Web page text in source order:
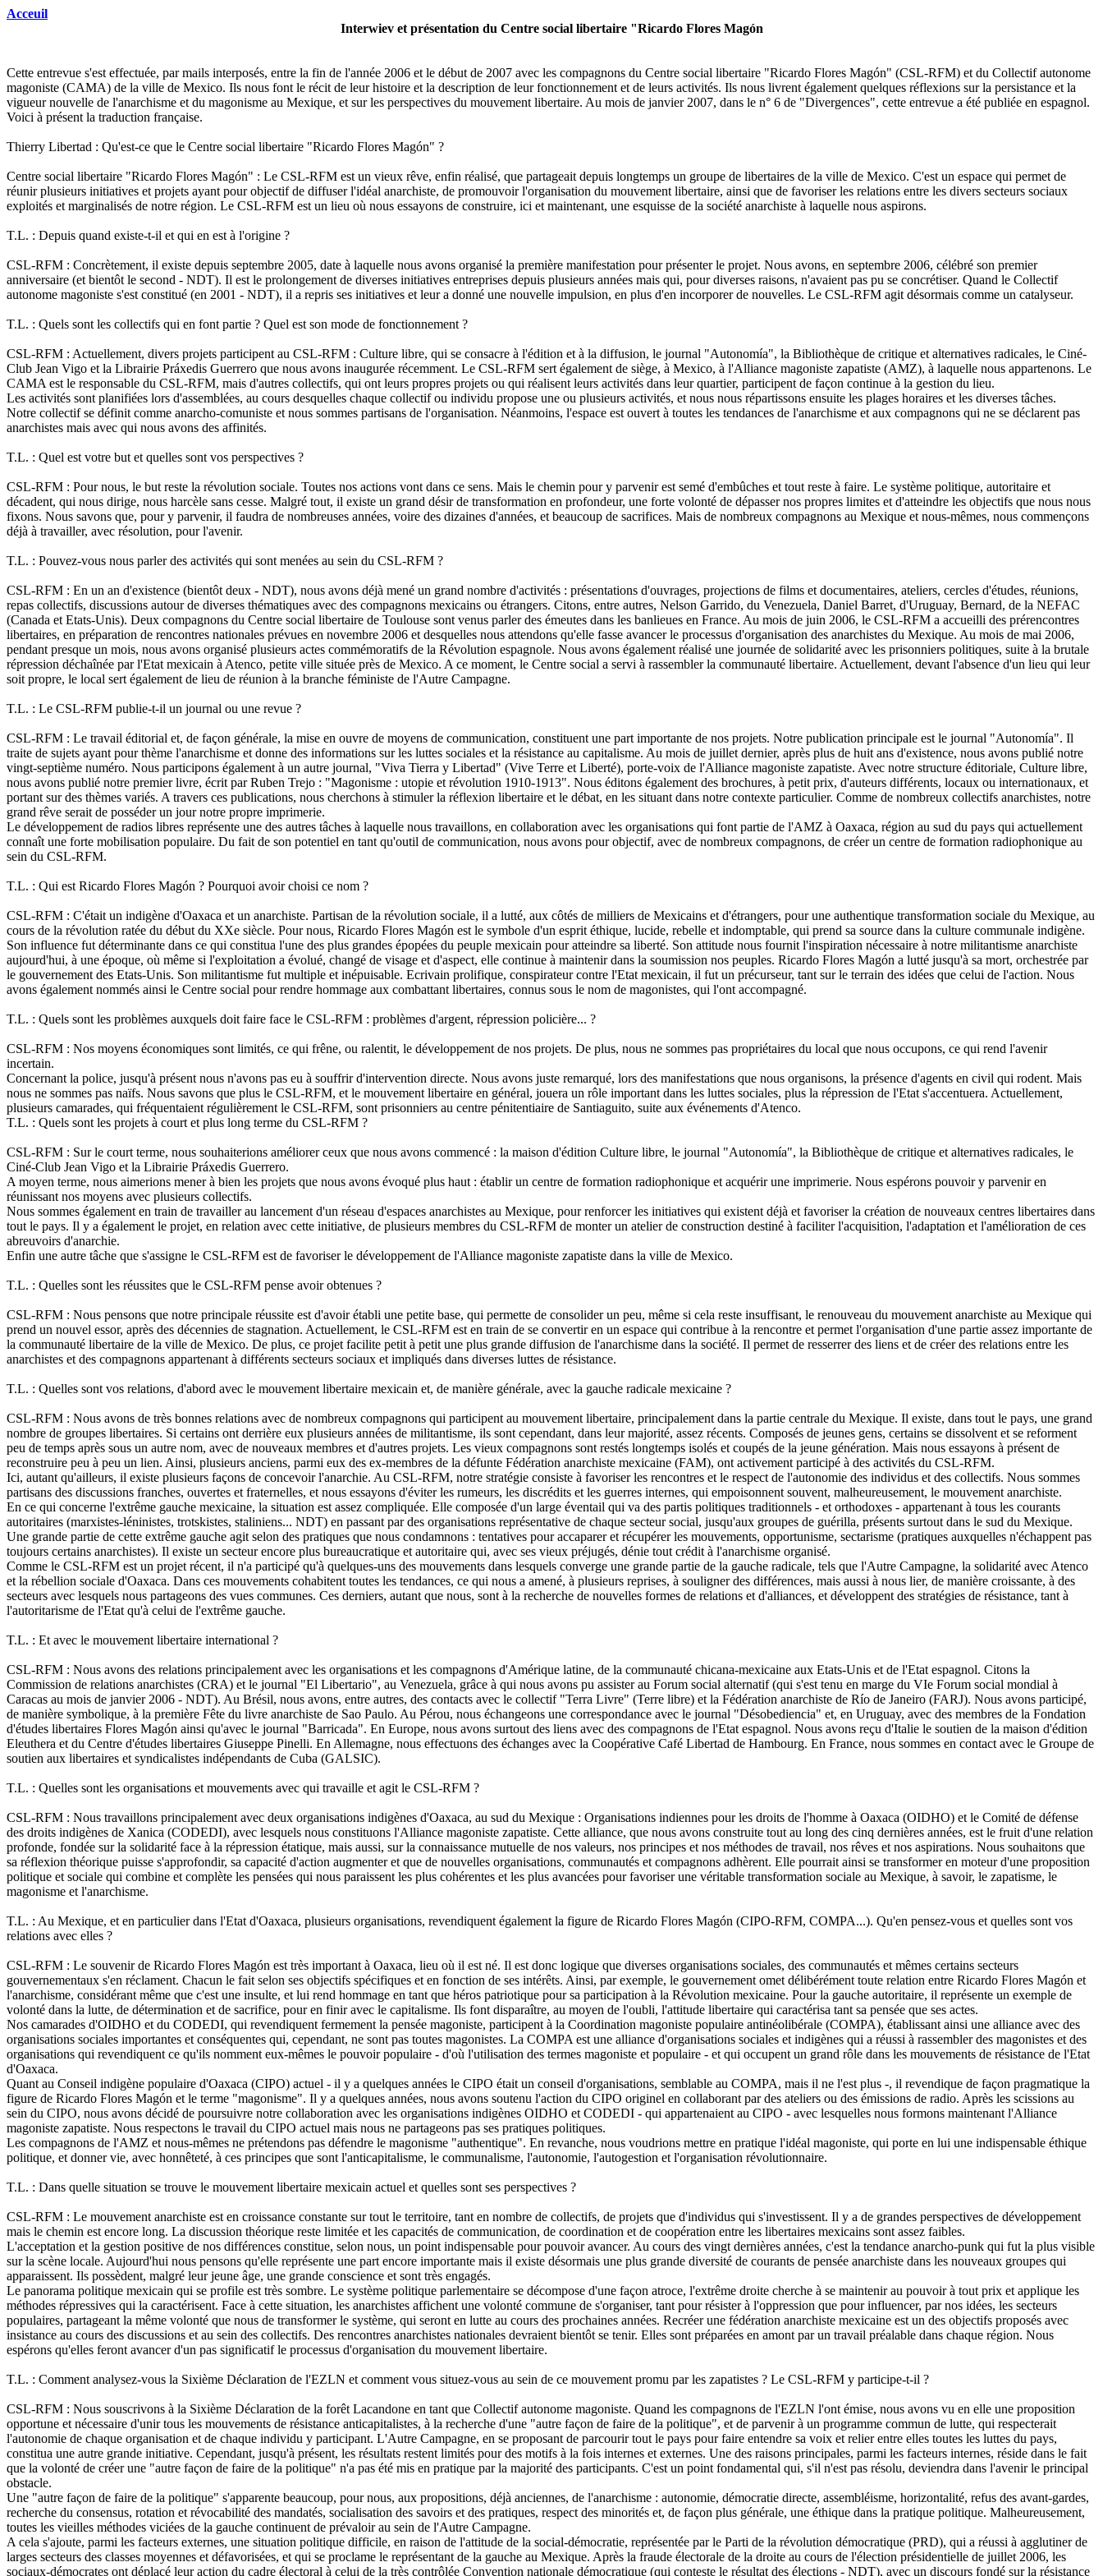
Acceuil
Interwiev et présentation du Centre social libertaire "Ricardo Flores Magón
Cette entrevue s'est effectuée, par mails interposés, entre la fin de l'année 2006 et le début de 2007 avec les compagnons du Centre social libertaire "Ricardo Flores Magón" (CSL-RFM) et du Collectif autonome
magoniste (CAMA) de la ville de Mexico. Ils nous font le récit de leur histoire et la description de leur fonctionnement et de leurs activités. Ils nous livrent également quelques réflexions sur la persistance et la
vigueur nouvelle de l'anarchisme et du magonisme au Mexique, et sur les perspectives du mouvement libertaire. Au mois de janvier 2007, dans le n° 6 de "Divergences", cette entrevue a été publiée en espagnol.
Voici à présent la traduction française.
Thierry Libertad : Qu'est-ce que le Centre social libertaire "Ricardo Flores Magón" ?
Centre social libertaire "Ricardo Flores Magón" : Le CSL-RFM est un vieux rêve, enfin réalisé, que partageait depuis longtemps un groupe de libertaires de la ville de Mexico. C'est un espace qui permet de
réunir plusieurs initiatives et projets ayant pour objectif de diffuser l'idéal anarchiste, de promouvoir l'organisation du mouvement libertaire, ainsi que de favoriser les relations entre les divers secteurs sociaux
exploités et marginalisés de notre région. Le CSL-RFM est un lieu où nous essayons de construire, ici et maintenant, une esquisse de la société anarchiste à laquelle nous aspirons.
T.L. : Depuis quand existe-t-il et qui en est à l'origine ?
CSL-RFM : Concrètement, il existe depuis septembre 2005, date à laquelle nous avons organisé la première manifestation pour présenter le projet. Nous avons, en septembre 2006, célébré son premier
anniversaire (et bientôt le second - NDT). Il est le prolongement de diverses initiatives entreprises depuis plusieurs années mais qui, pour diverses raisons, n'avaient pas pu se concrétiser. Quand le Collectif
autonome magoniste s'est constitué (en 2001 - NDT), il a repris ses initiatives et leur a donné une nouvelle impulsion, en plus d'en incorporer de nouvelles. Le CSL-RFM agit désormais comme un catalyseur.
T.L. : Quels sont les collectifs qui en font partie ? Quel est son mode de fonctionnement ?
CSL-RFM : Actuellement, divers projets participent au CSL-RFM : Culture libre, qui se consacre à l'édition et à la diffusion, le journal "Autonomía", la Bibliothèque de critique et alternatives radicales, le Ciné-
Club Jean Vigo et la Librairie Práxedis Guerrero que nous avons inaugurée récemment. Le CSL-RFM sert également de siège, à Mexico, à l'Alliance magoniste zapatiste (AMZ), à laquelle nous appartenons. Le
CAMA est le responsable du CSL-RFM, mais d'autres collectifs, qui ont leurs propres projets ou qui réalisent leurs activités dans leur quartier, participent de façon continue à la gestion du lieu.
Les activités sont planifiées lors d'assemblées, au cours desquelles chaque collectif ou individu propose une ou plusieurs activités, et nous nous répartissons ensuite les plages horaires et les diverses tâches.
Notre collectif se définit comme anarcho-comuniste et nous sommes partisans de l'organisation. Néanmoins, l'espace est ouvert à toutes les tendances de l'anarchisme et aux compagnons qui ne se déclarent pas
anarchistes mais avec qui nous avons des affinités.
T.L. : Quel est votre but et quelles sont vos perspectives ?
CSL-RFM : Pour nous, le but reste la révolution sociale. Toutes nos actions vont dans ce sens. Mais le chemin pour y parvenir est semé d'embûches et tout reste à faire. Le système politique, autoritaire et
décadent, qui nous dirige, nous harcèle sans cesse. Malgré tout, il existe un grand désir de transformation en profondeur, une forte volonté de dépasser nos propres limites et d'atteindre les objectifs que nous nous
fixons. Nous savons que, pour y parvenir, il faudra de nombreuses années, voire des dizaines d'années, et beaucoup de sacrifices. Mais de nombreux compagnons au Mexique et nous-mêmes, nous commençons
déjà à travailler, avec résolution, pour l'avenir.
T.L. : Pouvez-vous nous parler des activités qui sont menées au sein du CSL-RFM ?
CSL-RFM : En un an d'existence (bientôt deux - NDT), nous avons déjà mené un grand nombre d'activités : présentations d'ouvrages, projections de films et documentaires, ateliers, cercles d'études, réunions,
repas collectifs, discussions autour de diverses thématiques avec des compagnons mexicains ou étrangers. Citons, entre autres, Nelson Garrido, du Venezuela, Daniel Barret, d'Uruguay, Bernard, de la NEFAC
(Canada et Etats-Unis). Deux compagnons du Centre social libertaire de Toulouse sont venus parler des émeutes dans les banlieues en France. Au mois de juin 2006, le CSL-RFM a accueilli des prérencontres
libertaires, en préparation de rencontres nationales prévues en novembre 2006 et desquelles nous attendons qu'elle fasse avancer le processus d'organisation des anarchistes du Mexique. Au mois de mai 2006,
pendant presque un mois, nous avons organisé plusieurs actes commémoratifs de la Révolution espagnole. Nous avons également réalisé une journée de solidarité avec les prisonniers politiques, suite à la brutale
répression déchaînée par l'Etat mexicain à Atenco, petite ville située près de Mexico. A ce moment, le Centre social a servi à rassembler la communauté libertaire. Actuellement, devant l'absence d'un lieu qui leur
soit propre, le local sert également de lieu de réunion à la branche féministe de l'Autre Campagne.
T.L. : Le CSL-RFM publie-t-il un journal ou une revue ?
CSL-RFM : Le travail éditorial et, de façon générale, la mise en ouvre de moyens de communication, constituent une part importante de nos projets. Notre publication principale est le journal "Autonomía". Il
traite de sujets ayant pour thème l'anarchisme et donne des informations sur les luttes sociales et la résistance au capitalisme. Au mois de juillet dernier, après plus de huit ans d'existence, nous avons publié notre
vingt-septième numéro. Nous participons également à un autre journal, "Viva Tierra y Libertad" (Vive Terre et Liberté), porte-voix de l'Alliance magoniste zapatiste. Avec notre structure éditoriale, Culture libre,
nous avons publié notre premier livre, écrit par Ruben Trejo : "Magonisme : utopie et révolution 1910-1913". Nous éditons également des brochures, à petit prix, d'auteurs différents, locaux ou internationaux, et
portant sur des thèmes variés. A travers ces publications, nous cherchons à stimuler la réflexion libertaire et le débat, en les situant dans notre contexte particulier. Comme de nombreux collectifs anarchistes, notre
grand rêve serait de posséder un jour notre propre imprimerie.
Le développement de radios libres représente une des autres tâches à laquelle nous travaillons, en collaboration avec les organisations qui font partie de l'AMZ à Oaxaca, région au sud du pays qui actuellement
connaît une forte mobilisation populaire. Du fait de son potentiel en tant qu'outil de communication, nous avons pour objectif, avec de nombreux compagnons, de créer un centre de formation radiophonique au
sein du CSL-RFM.
T.L. : Qui est Ricardo Flores Magón ? Pourquoi avoir choisi ce nom ?
CSL-RFM : C'était un indigène d'Oaxaca et un anarchiste. Partisan de la révolution sociale, il a lutté, aux côtés de milliers de Mexicains et d'étrangers, pour une authentique transformation sociale du Mexique, au
cours de la révolution ratée du début du XXe siècle. Pour nous, Ricardo Flores Magón est le symbole d'un esprit éthique, lucide, rebelle et indomptable, qui prend sa source dans la culture communale indigène.
Son influence fut déterminante dans ce qui constitua l'une des plus grandes épopées du peuple mexicain pour atteindre sa liberté. Son attitude nous fournit l'inspiration nécessaire à notre militantisme anarchiste
aujourd'hui, à une époque, où même si l'exploitation a évolué, changé de visage et d'aspect, elle continue à maintenir dans la soumission nos peuples. Ricardo Flores Magón a lutté jusqu'à sa mort, orchestrée par
le gouvernement des Etats-Unis. Son militantisme fut multiple et inépuisable. Ecrivain prolifique, conspirateur contre l'Etat mexicain, il fut un précurseur, tant sur le terrain des idées que celui de l'action. Nous
avons également nommés ainsi le Centre social pour rendre hommage aux combattant libertaires, connus sous le nom de magonistes, qui l'ont accompagné.
T.L. : Quels sont les problèmes auxquels doit faire face le CSL-RFM : problèmes d'argent, répression policière... ?
CSL-RFM : Nos moyens économiques sont limités, ce qui frêne, ou ralentit, le développement de nos projets. De plus, nous ne sommes pas propriétaires du local que nous occupons, ce qui rend l'avenir
incertain.
Concernant la police, jusqu'à présent nous n'avons pas eu à souffrir d'intervention directe. Nous avons juste remarqué, lors des manifestations que nous organisons, la présence d'agents en civil qui rodent. Mais
nous ne sommes pas naïfs. Nous savons que plus le CSL-RFM, et le mouvement libertaire en général, jouera un rôle important dans les luttes sociales, plus la répression de l'Etat s'accentuera. Actuellement,
plusieurs camarades, qui fréquentaient régulièrement le CSL-RFM, sont prisonniers au centre pénitentiaire de Santiaguito, suite aux événements d'Atenco.
T.L. : Quels sont les projets à court et plus long terme du CSL-RFM ?
CSL-RFM : Sur le court terme, nous souhaiterions améliorer ceux que nous avons commencé : la maison d'édition Culture libre, le journal "Autonomía", la Bibliothèque de critique et alternatives radicales, le
Ciné-Club Jean Vigo et la Librairie Práxedis Guerrero.
A moyen terme, nous aimerions mener à bien les projets que nous avons évoqué plus haut : établir un centre de formation radiophonique et acquérir une imprimerie. Nous espérons pouvoir y parvenir en
réunissant nos moyens avec plusieurs collectifs.
Nous sommes également en train de travailler au lancement d'un réseau d'espaces anarchistes au Mexique, pour renforcer les initiatives qui existent déjà et favoriser la création de nouveaux centres libertaires dans
tout le pays. Il y a également le projet, en relation avec cette initiative, de plusieurs membres du CSL-RFM de monter un atelier de construction destiné à faciliter l'acquisition, l'adaptation et l'amélioration de ces
abreuvoirs d'anarchie.
Enfin une autre tâche que s'assigne le CSL-RFM est de favoriser le développement de l'Alliance magoniste zapatiste dans la ville de Mexico.
T.L. : Quelles sont les réussites que le CSL-RFM pense avoir obtenues ?
CSL-RFM : Nous pensons que notre principale réussite est d'avoir établi une petite base, qui permette de consolider un peu, même si cela reste insuffisant, le renouveau du mouvement anarchiste au Mexique qui
prend un nouvel essor, après des décennies de stagnation. Actuellement, le CSL-RFM est en train de se convertir en un espace qui contribue à la rencontre et permet l'organisation d'une partie assez importante de
la communauté libertaire de la ville de Mexico. De plus, ce projet facilite petit à petit une plus grande diffusion de l'anarchisme dans la société. Il permet de resserrer des liens et de créer des relations entre les
anarchistes et des compagnons appartenant à différents secteurs sociaux et impliqués dans diverses luttes de résistance.
T.L. : Quelles sont vos relations, d'abord avec le mouvement libertaire mexicain et, de manière générale, avec la gauche radicale mexicaine ?
CSL-RFM : Nous avons de très bonnes relations avec de nombreux compagnons qui participent au mouvement libertaire, principalement dans la partie centrale du Mexique. Il existe, dans tout le pays, une grand
nombre de groupes libertaires. Si certains ont derrière eux plusieurs années de militantisme, ils sont cependant, dans leur majorité, assez récents. Composés de jeunes gens, certains se dissolvent et se reforment
peu de temps après sous un autre nom, avec de nouveaux membres et d'autres projets. Les vieux compagnons sont restés longtemps isolés et coupés de la jeune génération. Mais nous essayons à présent de
reconstruire peu à peu un lien. Ainsi, plusieurs anciens, parmi eux des ex-membres de la défunte Fédération anarchiste mexicaine (FAM), ont activement participé à des activités du CSL-RFM.
Ici, autant qu'ailleurs, il existe plusieurs façons de concevoir l'anarchie. Au CSL-RFM, notre stratégie consiste à favoriser les rencontres et le respect de l'autonomie des individus et des collectifs. Nous sommes
partisans des discussions franches, ouvertes et fraternelles, et nous essayons d'éviter les rumeurs, les discrédits et les guerres internes, qui empoisonnent souvent, malheureusement, le mouvement anarchiste.
En ce qui concerne l'extrême gauche mexicaine, la situation est assez compliquée. Elle composée d'un large éventail qui va des partis politiques traditionnels - et orthodoxes - appartenant à tous les courants
autoritaires (marxistes-léninistes, trotskistes, staliniens... NDT) en passant par des organisations représentative de chaque secteur social, jusqu'aux groupes de guérilla, présents surtout dans le sud du Mexique.
Une grande partie de cette extrême gauche agit selon des pratiques que nous condamnons : tentatives pour accaparer et récupérer les mouvements, opportunisme, sectarisme (pratiques auxquelles n'échappent pas
toujours certains anarchistes). Il existe un secteur encore plus bureaucratique et autoritaire qui, avec ses vieux préjugés, dénie tout crédit à l'anarchisme organisé.
Comme le CSL-RFM est un projet récent, il n'a participé qu'à quelques-uns des mouvements dans lesquels converge une grande partie de la gauche radicale, tels que l'Autre Campagne, la solidarité avec Atenco
et la rébellion sociale d'Oaxaca. Dans ces mouvements cohabitent toutes les tendances, ce qui nous a amené, à plusieurs reprises, à souligner des différences, mais aussi à nous lier, de manière croissante, à des
secteurs avec lesquels nous partageons des vues communes. Ces derniers, autant que nous, sont à la recherche de nouvelles formes de relations et d'alliances, et développent des stratégies de résistance, tant à
l'autoritarisme de l'Etat qu'à celui de l'extrême gauche.
T.L. : Et avec le mouvement libertaire international ?
CSL-RFM : Nous avons des relations principalement avec les organisations et les compagnons d'Amérique latine, de la communauté chicana-mexicaine aux Etats-Unis et de l'Etat espagnol. Citons la
Commission de relations anarchistes (CRA) et le journal "El Libertario", au Venezuela, grâce à qui nous avons pu assister au Forum social alternatif (qui s'est tenu en marge du VIe Forum social mondial à
Caracas au mois de janvier 2006 - NDT). Au Brésil, nous avons, entre autres, des contacts avec le collectif "Terra Livre" (Terre libre) et la Fédération anarchiste de Río de Janeiro (FARJ). Nous avons participé,
de manière symbolique, à la première Fête du livre anarchiste de Sao Paulo. Au Pérou, nous échangeons une correspondance avec le journal "Désobediencia" et, en Uruguay, avec des membres de la Fondation
d'études libertaires Flores Magón ainsi qu'avec le journal "Barricada". En Europe, nous avons surtout des liens avec des compagnons de l'Etat espagnol. Nous avons reçu d'Italie le soutien de la maison d'édition
Eleuthera et du Centre d'études libertaires Giuseppe Pinelli. En Allemagne, nous effectuons des échanges avec la Coopérative Café Libertad de Hambourg. En France, nous sommes en contact avec le Groupe de
soutien aux libertaires et syndicalistes indépendants de Cuba (GALSIC).
T.L. : Quelles sont les organisations et mouvements avec qui travaille et agit le CSL-RFM ?
CSL-RFM : Nous travaillons principalement avec deux organisations indigènes d'Oaxaca, au sud du Mexique : Organisations indiennes pour les droits de l'homme à Oaxaca (OIDHO) et le Comité de défense
des droits indigènes de Xanica (CODEDI), avec lesquels nous constituons l'Alliance magoniste zapatiste. Cette alliance, que nous avons construite tout au long des cinq dernières années, est le fruit d'une relation
profonde, fondée sur la solidarité face à la répression étatique, mais aussi, sur la connaissance mutuelle de nos valeurs, nos principes et nos méthodes de travail, nos rêves et nos aspirations. Nous souhaitons que
sa réflexion théorique puisse s'approfondir, sa capacité d'action augmenter et que de nouvelles organisations, communautés et compagnons adhèrent. Elle pourrait ainsi se transformer en moteur d'une proposition
politique et sociale qui combine et complète les pensées qui nous paraissent les plus cohérentes et les plus avancées pour favoriser une véritable transformation sociale au Mexique, à savoir, le zapatisme, le
magonisme et l'anarchisme.
T.L. : Au Mexique, et en particulier dans l'Etat d'Oaxaca, plusieurs organisations, revendiquent également la figure de Ricardo Flores Magón (CIPO-RFM, COMPA...). Qu'en pensez-vous et quelles sont vos
relations avec elles ?
CSL-RFM : Le souvenir de Ricardo Flores Magón est très important à Oaxaca, lieu où il est né. Il est donc logique que diverses organisations sociales, des communautés et mêmes certains secteurs
gouvernementaux s'en réclament. Chacun le fait selon ses objectifs spécifiques et en fonction de ses intérêts. Ainsi, par exemple, le gouvernement omet délibérément toute relation entre Ricardo Flores Magón et
l'anarchisme, considérant même que c'est une insulte, et lui rend hommage en tant que héros patriotique pour sa participation à la Révolution mexicaine. Pour la gauche autoritaire, il représente un exemple de
volonté dans la lutte, de détermination et de sacrifice, pour en finir avec le capitalisme. Ils font disparaître, au moyen de l'oubli, l'attitude libertaire qui caractérisa tant sa pensée que ses actes.
Nos camarades d'OIDHO et du CODEDI, qui revendiquent fermement la pensée magoniste, participent à la Coordination magoniste populaire antinéolibérale (COMPA), établissant ainsi une alliance avec des
organisations sociales importantes et conséquentes qui, cependant, ne sont pas toutes magonistes. La COMPA est une alliance d'organisations sociales et indigènes qui a réussi à rassembler des magonistes et des
organisations qui revendiquent ce qu'ils nomment eux-mêmes le pouvoir populaire - d'où l'utilisation des termes magoniste et populaire - et qui occupent un grand rôle dans les mouvements de résistance de l'Etat
d'Oaxaca.
Quant au Conseil indigène populaire d'Oaxaca (CIPO) actuel - il y a quelques années le CIPO était un conseil d'organisations, semblable au COMPA, mais il ne l'est plus -, il revendique de façon pragmatique la
figure de Ricardo Flores Magón et le terme "magonisme". Il y a quelques années, nous avons soutenu l'action du CIPO originel en collaborant par des ateliers ou des émissions de radio. Après les scissions au
sein du CIPO, nous avons décidé de poursuivre notre collaboration avec les organisations indigènes OIDHO et CODEDI - qui appartenaient au CIPO - avec lesquelles nous formons maintenant l'Alliance
magoniste zapatiste. Nous respectons le travail du CIPO actuel mais nous ne partageons pas ses pratiques politiques.
Les compagnons de l'AMZ et nous-mêmes ne prétendons pas défendre le magonisme "authentique". En revanche, nous voudrions mettre en pratique l'idéal magoniste, qui porte en lui une indispensable éthique
politique, et donner vie, avec honnêteté, à ces principes que sont l'anticapitalisme, le communalisme, l'autonomie, l'autogestion et l'organisation révolutionnaire.
T.L. : Dans quelle situation se trouve le mouvement libertaire mexicain actuel et quelles sont ses perspectives ?
CSL-RFM : Le mouvement anarchiste est en croissance constante sur tout le territoire, tant en nombre de collectifs, de projets que d'individus qui s'investissent. Il y a de grandes perspectives de développement
mais le chemin est encore long. La discussion théorique reste limitée et les capacités de communication, de coordination et de coopération entre les libertaires mexicains sont assez faibles.
L'acceptation et la gestion positive de nos différences constitue, selon nous, un point indispensable pour pouvoir avancer. Au cours des vingt dernières années, c'est la tendance anarcho-punk qui fut la plus visible
sur la scène locale. Aujourd'hui nous pensons qu'elle représente une part encore importante mais il existe désormais une plus grande diversité de courants de pensée anarchiste dans les nouveaux groupes qui
apparaissent. Ils possèdent, malgré leur jeune âge, une grande conscience et sont très engagés.
Le panorama politique mexicain qui se profile est très sombre. Le système politique parlementaire se décompose d'une façon atroce, l'extrême droite cherche à se maintenir au pouvoir à tout prix et applique les
méthodes répressives qui la caractérisent. Face à cette situation, les anarchistes affichent une volonté commune de s'organiser, tant pour résister à l'oppression que pour influencer, par nos idées, les secteurs
populaires, partageant la même volonté que nous de transformer le système, qui seront en lutte au cours des prochaines années. Recréer une fédération anarchiste mexicaine est un des objectifs proposés avec
insistance au cours des discussions et au sein des collectifs. Des rencontres anarchistes nationales devraient bientôt se tenir. Elles sont préparées en amont par un travail préalable dans chaque région. Nous
espérons qu'elles feront avancer d'un pas significatif le processus d'organisation du mouvement libertaire.
T.L. : Comment analysez-vous la Sixième Déclaration de l'EZLN et comment vous situez-vous au sein de ce mouvement promu par les zapatistes ? Le CSL-RFM y participe-t-il ?
CSL-RFM : Nous souscrivons à la Sixième Déclaration de la forêt Lacandone en tant que Collectif autonome magoniste. Quand les compagnons de l'EZLN l'ont émise, nous avons vu en elle une proposition
opportune et nécessaire d'unir tous les mouvements de résistance anticapitalistes, à la recherche d'une "autre façon de faire de la politique", et de parvenir à un programme commun de lutte, qui respecterait
l'autonomie de chaque organisation et de chaque individu y participant. L'Autre Campagne, en se proposant de parcourir tout le pays pour faire entendre sa voix et relier entre elles toutes les luttes du pays,
constitua une autre grande initiative. Cependant, jusqu'à présent, les résultats restent limités pour des motifs à la fois internes et externes. Une des raisons principales, parmi les facteurs internes, réside dans le fait
que la volonté de créer une "autre façon de faire de la politique" n'a pas été mis en pratique par la majorité des participants. C'est un point fondamental qui, s'il n'est pas résolu, deviendra dans l'avenir le principal
obstacle.
Une "autre façon de faire de la politique" s'apparente beaucoup, pour nous, aux propositions, déjà anciennes, de l'anarchisme : autonomie, démocratie directe, assembléisme, horizontalité, refus des avant-gardes,
recherche du consensus, rotation et révocabilité des mandatés, socialisation des savoirs et des pratiques, respect des minorités et, de façon plus générale, une éthique dans la pratique politique. Malheureusement,
toutes les vieilles méthodes viciées de la gauche continuent de prévaloir au sein de l'Autre Campagne.
A cela s'ajoute, parmi les facteurs externes, une situation politique difficile, en raison de l'attitude de la social-démocratie, représentée par le Parti de la révolution démocratique (PRD), qui a réussi à agglutiner de
larges secteurs des classes moyennes et défavorisées, et qui se proclame le représentant de la gauche au Mexique. Après la fraude électorale de la droite au cours de l'élection présidentielle de juillet 2006, les
sociaux-démocrates ont déplacé leur action du cadre électoral à celui de la très contrôlée Convention nationale démocratique (qui conteste le résultat des élections - NDT), avec un discours fondé sur la résistance